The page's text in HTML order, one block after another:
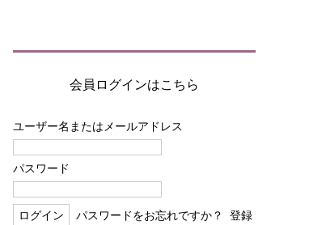
会員ログインはこちら
ユーザー名またはメールアドレス
パスワード
パスワードをお忘れですか？ 登録